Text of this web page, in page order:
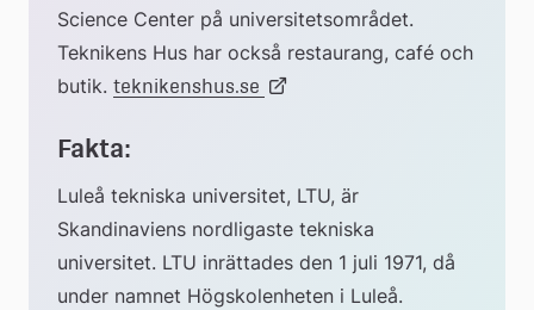
Science Center på universitetsområdet.
Teknikens Hus har också restaurang, café och
butik. teknikenshus.se Länk
extern
webbplats
Fakta:
Luleå tekniska universitet, LTU, är
Skandinaviens nordligaste tekniska
universitet. LTU inrättades den 1 juli 1971, då
under namnet Högskolenheten i Luleå.